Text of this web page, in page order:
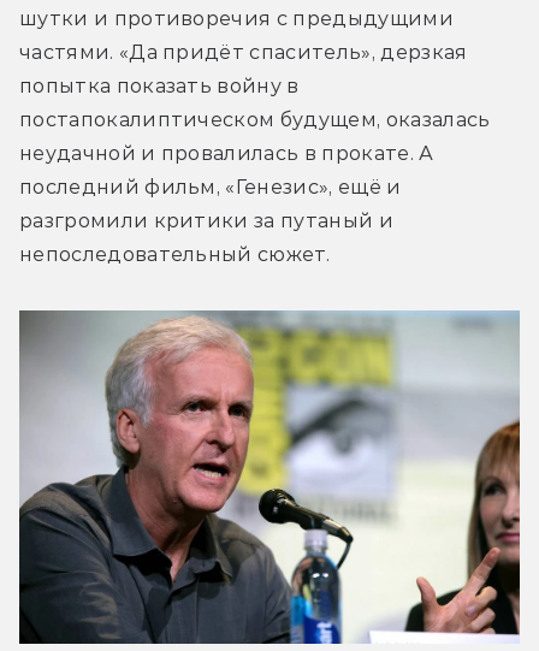
шутки и противоречия с предыдущими
частями. «Да придёт спаситель», дерзкая
попытка показать войну в
постапокалиптическом будущем, оказалась
неудачной и провалилась в прокате. А
последний фильм, «Генезис», ещё и
разгромили критики за путаный и
непоследовательный сюжет.